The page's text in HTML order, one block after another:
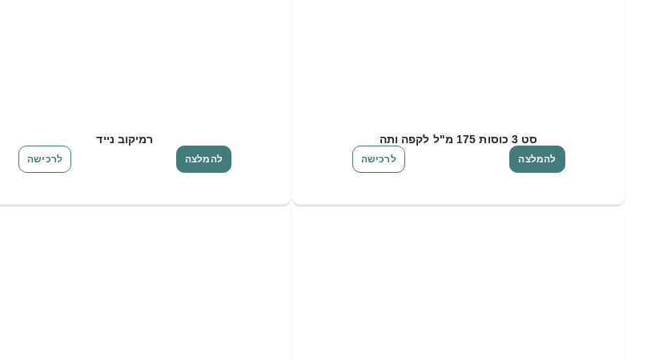
סט 3 כוסות 175 מ"ל לקפה ותה
להמלצה לרכישה
רמיקוב נייד
להמלצה לרכישה